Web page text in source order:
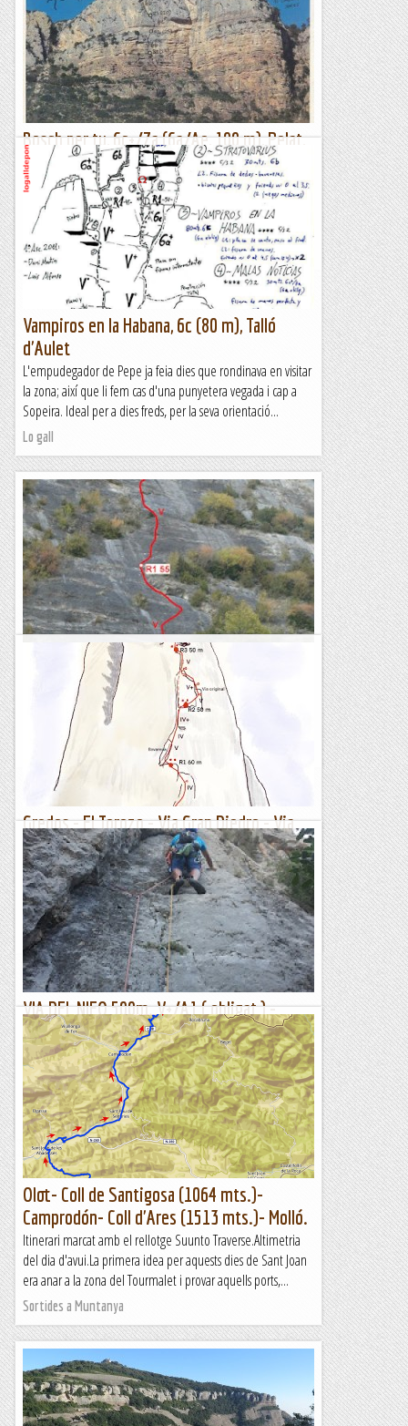
Bosch per tu, 6c+/7a (6a/Ae, 100 m), Pelat,
Montroig
Venim d'uns dies al Llevant llepant parabolts sense parar i, un
cop a casa, continuem amb la mateixa tònica. Deu ser que
l'edat no perdona i ens costa, cada cop més,...
Lo gall
Vampiros en la Habana, 6c (80 m), Talló
d'Aulet
L'empudegador de Pepe ja feia dies que rondinava en visitar
la zona; així que li fem cas d'una punyetera vegada i cap a
Sopeira. Ideal per a dies freds, per la seva orientació...
Lo gall
Via empapados
DIUMENGE, 24 D’OCTUBRE Hi ha vegades que fas plans, ben
pensats, mirar meteo, situació, dificultat,…. etc i al final
arribes al lloc i la meteo et fa la darrera...
Els Visas
Gredos - El Torozo - Via Gran Diedro - Via
Original - 11/10/2021
Avui el nostre objectiu és una via clàssica a El Torozo, El Gran
Diedro, una via oberta a l'any 1972 i que la recomanen a la
majoria de les guies i també, com no, els...
Manel&Ita
VIA DEL NIFO 500m. V+/A1 ( obligat ) -
ROCA NARIEDA OEST- ALT URGELL
Bones família , necessito ajuda urgent , cada cop entenc
menys al jovent , ja no se que collons diuen . El fet es que
remuguen paraules que conec però no estic del tot...
Lo gall
Olot- Coll de Santigosa (1064 mts.)-
Camprodón- Coll d'Ares (1513 mts.)- Molló.
Itinerari marcat amb el rellotge Suunto Traverse.Altimetria
del dia d'avui.La primera idea per aquests dies de Sant Joan
era anar a la zona del Tourmalet i provar aquells ports,...
Sortides a Muntanya